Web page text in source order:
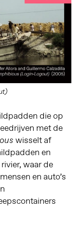
die op
met de
wisselt af
en
waar de
en auto’s